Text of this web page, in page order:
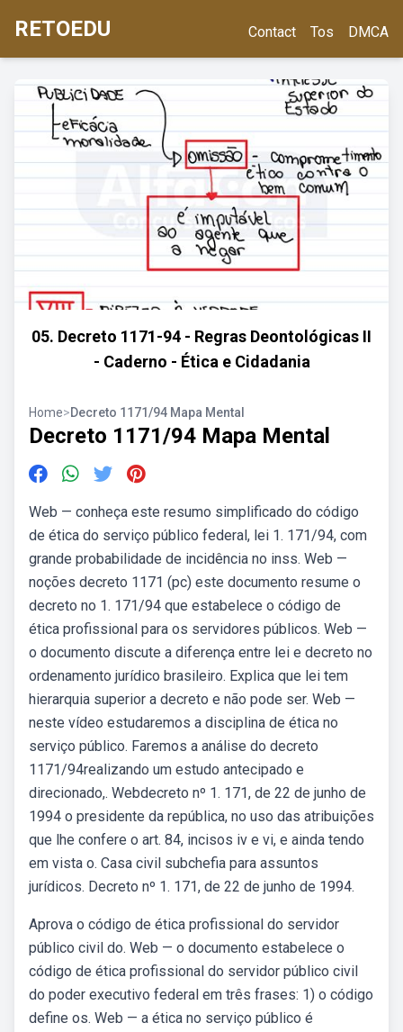
RETOEDU Contact Tos DMCA
05. Decreto 1171-94 - Regras Deontológicas II
- Caderno - Ética e Cidadania
Home>Decreto 1171/94 Mapa Mental
Decreto 1171/94 Mapa Mental
Web — conheça este resumo simplificado do código
de ética do serviço público federal, lei 1. 171/94, com
grande probabilidade de incidência no inss. Web —
noções decreto 1171 (pc) este documento resume o
decreto no 1. 171/94 que estabelece o código de
ética profissional para os servidores públicos. Web —
o documento discute a diferença entre lei e decreto no
ordenamento jurídico brasileiro. Explica que lei tem
hierarquia superior a decreto e não pode ser. Web —
neste vídeo estudaremos a disciplina de ética no
serviço público. Faremos a análise do decreto
1171/94realizando um estudo antecipado e
direcionado,. Webdecreto nº 1. 171, de 22 de junho de
1994 o presidente da república, no uso das atribuições
que lhe confere o art. 84, incisos iv e vi, e ainda tendo
em vista o. Casa civil subchefia para assuntos
jurídicos. Decreto nº 1. 171, de 22 de junho de 1994.
Aprova o código de ética profissional do servidor
público civil do. Web — o documento estabelece o
código de ética profissional do servidor público civil
do poder executivo federal em três frases: 1) o código
define os. Web — a ética no serviço público é